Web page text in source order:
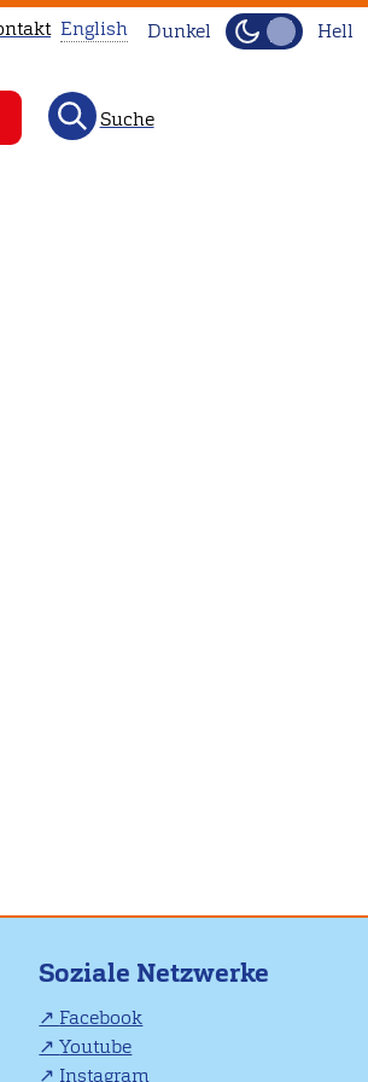
This
page
English Dunkel Hell
Suche
Soziale Netzwerke
Facebook
Youtube
Instagram